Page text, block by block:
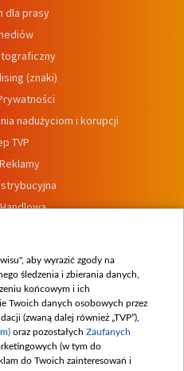
dla prasy
(znaki)
nadużyciom i korupcji
TVP
wewnętrznych
aby wyrazić zgody na
śledzenia i zbierania danych,
końcowym i ich
Twoich danych osobowych przez
(zwaną dalej również „TVP”),
oraz pozostałych Zaufanych
(w tym do
do Twoich zainteresowań i